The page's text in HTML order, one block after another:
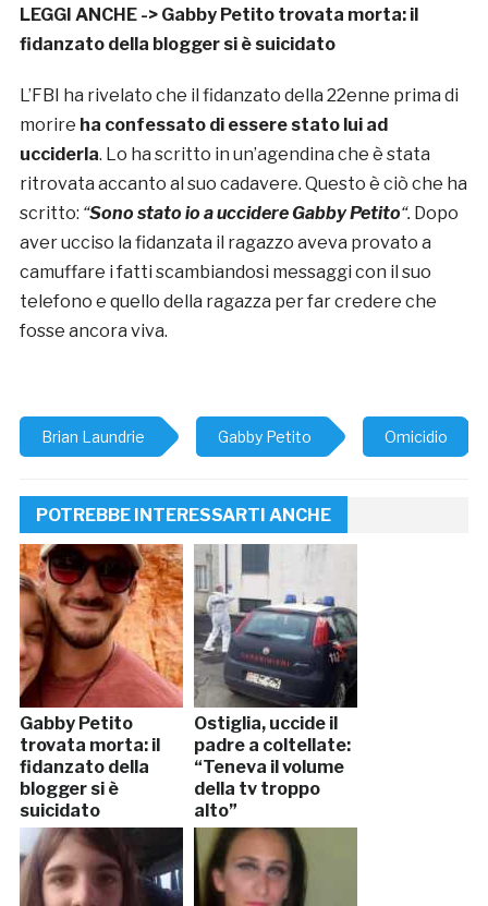
LEGGI ANCHE -> Gabby Petito trovata morta: il
fidanzato della blogger si è suicidato
L’FBI ha rivelato che il fidanzato della 22enne prima di
morire ha confessato di essere stato lui ad
ucciderla. Lo ha scritto in un’agendina che è stata
ritrovata accanto al suo cadavere. Questo è ciò che ha
scritto: “Sono stato io a uccidere Gabby Petito“. Dopo
aver ucciso la fidanzata il ragazzo aveva provato a
camuffare i fatti scambiandosi messaggi con il suo
telefono e quello della ragazza per far credere che
fosse ancora viva.
Brian Laundrie Gabby Petito Omicidio
POTREBBE INTERESSARTI ANCHE
Gabby Petito
trovata morta: il
fidanzato della
blogger si è
suicidato
Ostiglia, uccide il
padre a coltellate:
“Teneva il volume
della tv troppo
alto”